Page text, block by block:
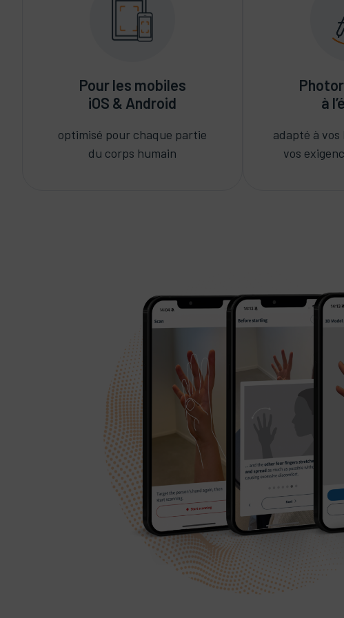
Pour les mobiles
iOS & Android
optimisé pour chaque partie
du corps humain
à
adapté à
vos